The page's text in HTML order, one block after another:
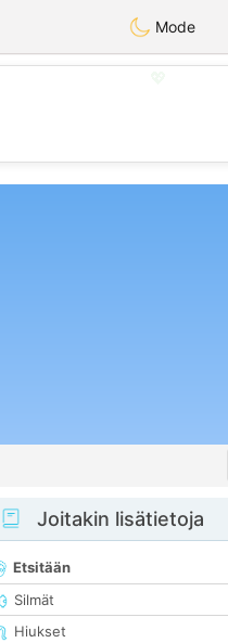
Mode
Joitakin lisätietoja
Etsitään
Silmät
Hiukset